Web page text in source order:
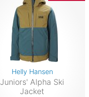
Helly Hansen
Juniors' Alpha Ski
Jacket